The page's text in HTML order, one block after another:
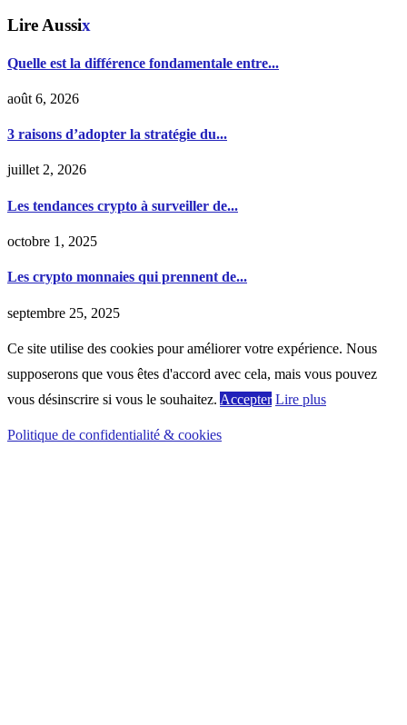
Lire Aussix
Quelle est la différence fondamentale entre...
août 6, 2026
3 raisons d’adopter la stratégie du...
juillet 2, 2026
Les tendances crypto à surveiller de...
octobre 1, 2025
Les crypto monnaies qui prennent de...
septembre 25, 2025
Ce site utilise des cookies pour améliorer votre expérience. Nous
supposerons que vous êtes d'accord avec cela, mais vous pouvez
vous désinscrire si vous le souhaitez. Accepter Lire plus
Politique de confidentialité & cookies